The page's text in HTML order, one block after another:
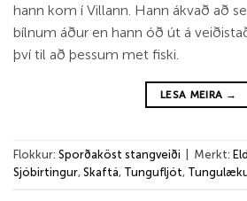
hann kom í Vill­ann. Hann ákvað að
bíln­um áður en hann óð út á
því til að þess­um met fiski.
LESA MEIRA →
Flokkur: Sporðaköst stangveiði Merkt:
Sjóbirtingur, Skaftá, Tungufljót,